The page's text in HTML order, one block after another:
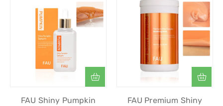
FAU Shiny Pumpkin
FAU Premium Shiny